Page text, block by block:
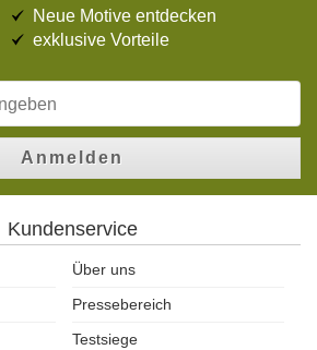
Neue Motive entdecken
exklusive Vorteile
Anmelden
Kundenservice
Über uns
Pressebereich
Testsiege